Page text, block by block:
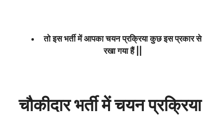
तो इस भर्ती में आपका चयन प्रक्रिया कुछ इस प्रकार से
रखा गया हैं ||
चौकीदार भर्ती में चयन प्रक्रिया